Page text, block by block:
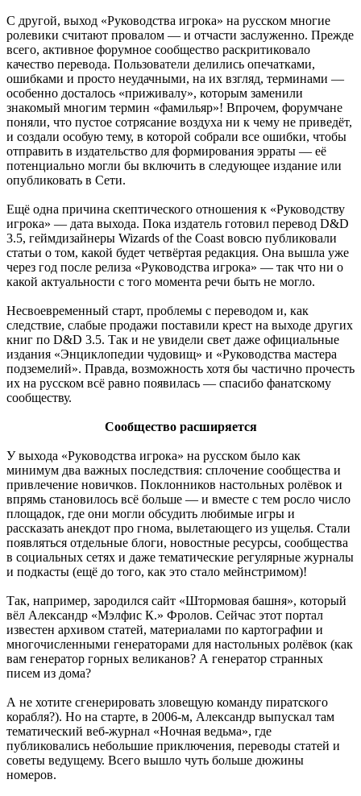
С другой, выход «Руководства игрока» на русском многие
ролевики считают провалом — и отчасти заслуженно. Прежде
всего, активное форумное сообщество раскритиковало
качество перевода. Пользователи делились опечатками,
ошибками и просто неудачными, на их взгляд, терминами —
особенно досталось «приживалу», которым заменили
знакомый многим термин «фамильяр»! Впрочем, форумчане
поняли, что пустое сотрясание воздуха ни к чему не приведёт,
и создали особую тему, в которой собрали все ошибки, чтобы
отправить в издательство для формирования эрраты — её
потенциально могли бы включить в следующее издание или
опубликовать в Сети.
Ещё одна причина скептического отношения к «Руководству
игрока» — дата выхода. Пока издатель готовил перевод D&D
3.5, геймдизайнеры Wizards of the Coast вовсю публиковали
статьи о том, какой будет четвёртая редакция. Она вышла уже
через год после релиза «Руководства игрока» — так что ни о
какой актуальности с того момента речи быть не могло.
Несвоевременный старт, проблемы с переводом и, как
следствие, слабые продажи поставили крест на выходе других
книг по D&D 3.5. Так и не увидели свет даже официальные
издания «Энциклопедии чудовищ» и «Руководства мастера
подземелий». Правда, возможность хотя бы частично прочесть
их на русском всё равно появилась — спасибо фанатскому
сообществу.
Сообщество расширяется
У выхода «Руководства игрока» на русском было как
минимум два важных последствия: сплочение сообщества и
привлечение новичков. Поклонников настольных ролёвок и
впрямь становилось всё больше — и вместе с тем росло число
площадок, где они могли обсудить любимые игры и
рассказать анекдот про гнома, вылетающего из ущелья. Стали
появляться отдельные блоги, новостные ресурсы, сообщества
в социальных сетях и даже тематические регулярные журналы
и подкасты (ещё до того, как это стало мейнстримом)!
Так, например, зародился сайт «Штормовая башня», который
вёл Александр «Мэлфис К.» Фролов. Сейчас этот портал
известен архивом статей, материалами по картографии и
многочисленными генераторами для настольных ролёвок (как
вам генератор горных великанов? А генератор странных
писем из дома?
А не хотите сгенерировать зловещую команду пиратского
корабля?). Но на старте, в 2006-м, Александр выпускал там
тематический веб-журнал «Ночная ведьма», где
публиковались небольшие приключения, переводы статей и
советы ведущему. Всего вышло чуть больше дюжины
номеров.